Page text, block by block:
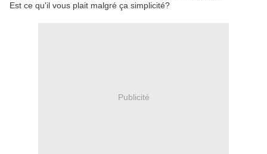
Est ce qu'il vous plait malgré ça simplicité?
Publicité